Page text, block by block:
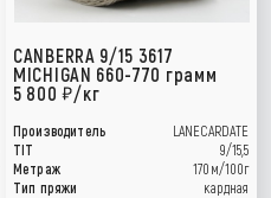
CANBERRA 9/15 3617
MICHIGAN 660-770 грамм
5 800 /кг
Производитель
LANECARDATE
TIT
9/15,5
Метраж
170м/100г
Тип пряжи
кардная